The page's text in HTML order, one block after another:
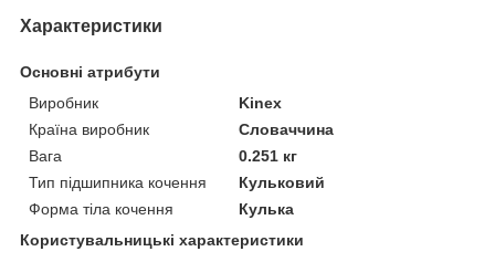
Характеристики
Основні атрибути
Виробник
Kinex
Країна виробник
Словаччина
Вага
0.251 кг
Тип підшипника кочення
Кульковий
Форма тіла кочення
Кулька
Користувальницькі характеристики